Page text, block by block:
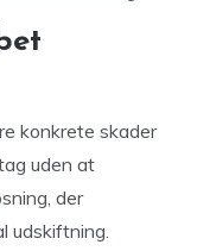
konkrete skader
uden at
der
udskiftning.